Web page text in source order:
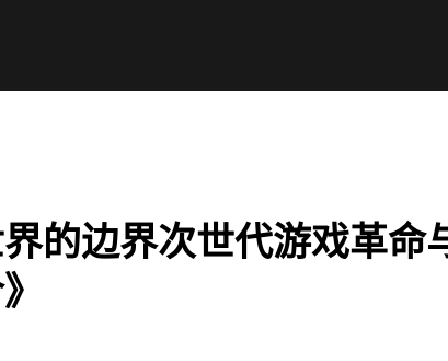
界的边界次世代游戏革命